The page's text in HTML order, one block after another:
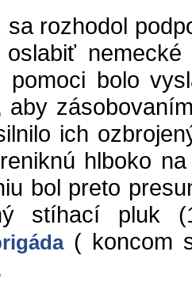
rozhodol
pomoci bolo
aby
ich
hlboko
bol preto
stíhací pluk
( koncom